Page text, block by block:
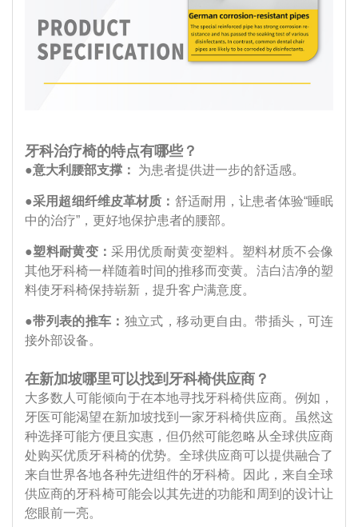
牙科治疗椅的特点有哪些？
●意大利腰部支撑： 为患者提供进一步的舒适感。
●采用超细纤维皮革材质： 舒适耐用，让患者体验“睡眠
中的治疗”，更好地保护患者的腰部。
●塑料耐黄变：采用优质耐黄变塑料。塑料材质不会像
其他牙科椅一样随着时间的推移而变黄。洁白洁净的塑
料使牙科椅保持崭新，提升客户满意度。
●带列表的推车： 独立式，移动更自由。带插头，可连
接外部设备。
在新加坡哪里可以找到牙科椅供应商？
大多数人可能倾向于在本地寻找牙科椅供应商。例如，
牙医可能渴望在新加坡找到一家牙科椅供应商。虽然这
种选择可能方便且实惠，但仍然可能忽略从全球供应商
处购买优质牙科椅的优势。全球供应商可以提供融合了
来自世界各地各种先进组件的牙科椅。因此，来自全球
供应商的牙科椅可能会以其先进的功能和周到的设计让
您眼前一亮。